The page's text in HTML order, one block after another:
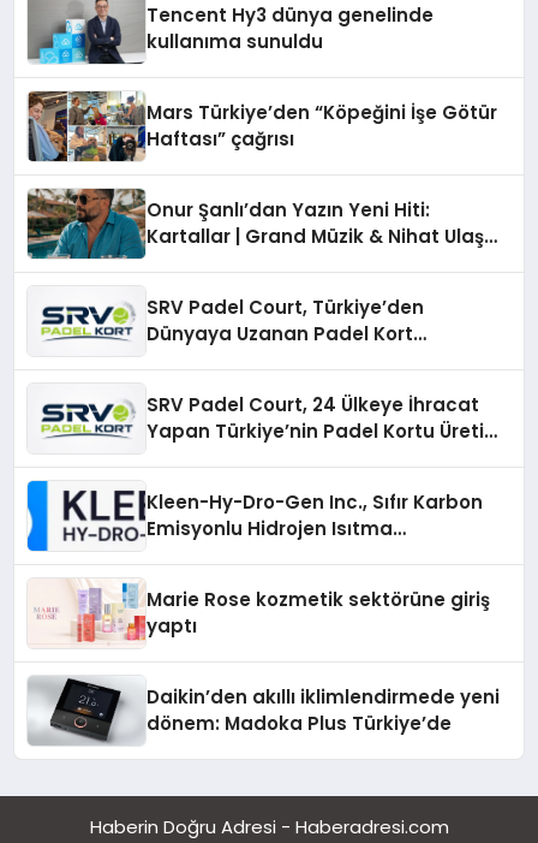
Tencent Hy3 dünya genelinde
kullanıma sunuldu
Mars Türkiye’den “Köpeğini İşe Götür
Haftası” çağrısı
Onur Şanlı’dan Yazın Yeni Hiti:
Kartallar | Grand Müzik & Nihat Ulaş
SRV Padel Court, Türkiye’den
Dünyaya Uzanan Padel Kort
SRV Padel Court, 24 Ülkeye İhracat
Yapan Türkiye’nin Padel Kortu Üretim
Kleen-Hy-Dro-Gen Inc., Sıfır Karbon
Emisyonlu Hidrojen Isıtma
Marie Rose kozmetik sektörüne giriş
yaptı
Daikin’den akıllı iklimlendirmede yeni
dönem: Madoka Plus Türkiye’de
Haberin Doğru Adresi - Haberadresi.com